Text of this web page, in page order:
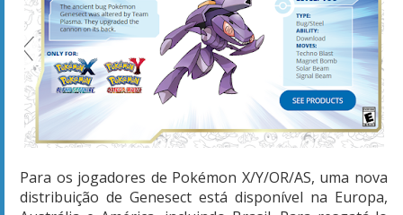
Para os jogadores de Pokémon X/Y/OR/AS, uma nova
distribuição de Genesect está disponível na Europa,